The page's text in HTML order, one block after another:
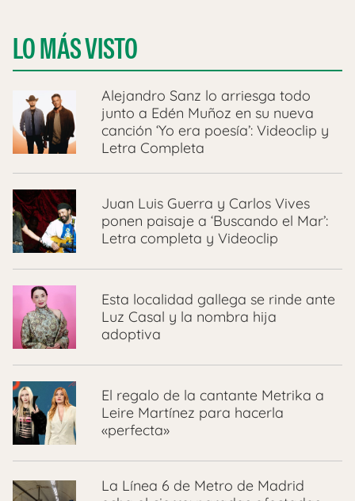
LO MÁS VISTO
Alejandro Sanz lo arriesga todo
junto a Edén Muñoz en su nueva
canción ‘Yo era poesía’: Videoclip y
Letra Completa
Juan Luis Guerra y Carlos Vives
ponen paisaje a ‘Buscando el Mar’:
Letra completa y Videoclip
Esta localidad gallega se rinde ante
Luz Casal y la nombra hija
adoptiva
El regalo de la cantante Metrika a
Leire Martínez para hacerla
«perfecta»
La Línea 6 de Metro de Madrid